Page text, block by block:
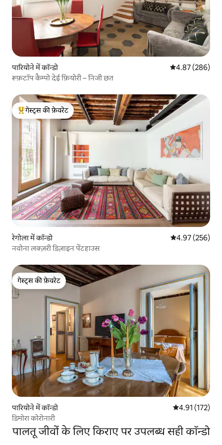
पारियोने में कॉन्डो औसत रेटिंग 5 में से
4.87 (286)
रूफ़टॉप कैम्पो देई फ़ियोरी – निजी छत
गेस्ट्स का टॉप फ़ेवरेट
गेस्ट्स की फ़ेवरेट
रेगोला में कॉन्डो औसत रेटिंग 5 में से
4.97 (256)
नवोना लक्ज़री डिज़ाइन पेंटहाउस
गेस्ट्स की फ़ेवरेट
गेस्ट्स की फ़ेवरेट
पारियोने में कॉन्डो औसत रेटिंग 5 में से
4.91 (172)
डिमोरा कोरोनारी
पालतू जीवों के लिए किराए पर उपलब्ध सही कॉन्डो